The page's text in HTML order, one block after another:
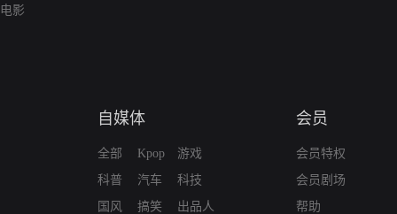
电影
自媒体
全部
科普
国风
Kpop
汽车
搞笑
游戏
科技
出品人
会员
会员特权
会员剧场
帮助